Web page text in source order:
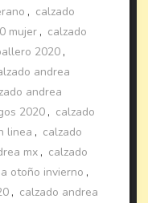
, calzado
mujer , calzado
2020 ,
andrea
andrea
2020 , calzado
linea , calzado
mx , calzado
otoño invierno ,
, calzado andrea